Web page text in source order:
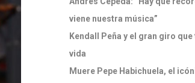
viene nuestra música”
Kendall Peña y el gran giro
vida
Muere Pepe Habichuela, el